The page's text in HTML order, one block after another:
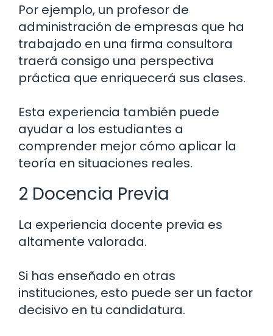
Por ejemplo, un profesor de
administración de empresas que ha
trabajado en una firma consultora
traerá consigo una perspectiva
práctica que enriquecerá sus clases.
Esta experiencia también puede
ayudar a los estudiantes a
comprender mejor cómo aplicar la
teoría en situaciones reales.
2 Docencia Previa
La experiencia docente previa es
altamente valorada.
Si has enseñado en otras
instituciones, esto puede ser un factor
decisivo en tu candidatura.